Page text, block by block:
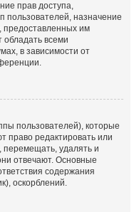
прав доступа,
пользователей, назначение
предоставленных им
обладать всеми
в зависимости от
пользователей), которые
право редактировать или
перемещать, удалять и
отвечают. Основные
содержания
оскорблений.